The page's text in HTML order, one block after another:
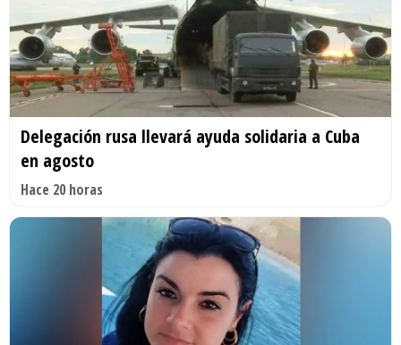
Delegación rusa llevará ayuda solidaria a Cuba
en agosto
Hace 20 horas